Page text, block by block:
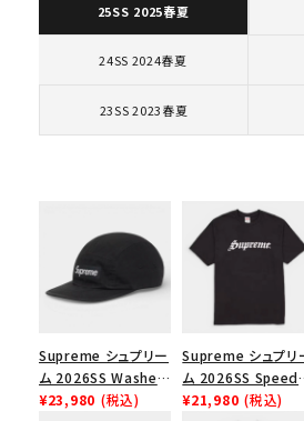
カテゴリーから探す
価格から探す
円 ～
在庫のない商品を
25SS 2025春夏
24SS 2024春夏
23SS 2023春夏
Supreme シュプリー
ム 2026SS Washed
Chino Twill Camp
¥23,980 (税込)
Supreme シュプリ
ム 2026SS Speed
Tee スピードTシャツ
¥21,980 (税込)